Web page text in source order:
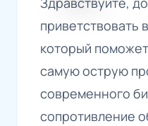
приветствовать
который
самую острую
современного
сопротивление